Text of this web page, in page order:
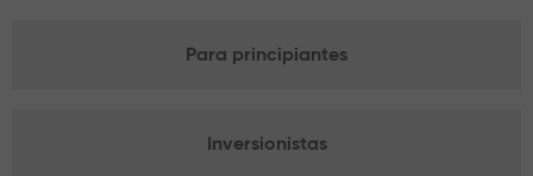
Para principiantes
Inversionistas